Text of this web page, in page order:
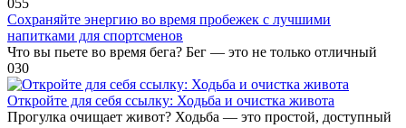
Сохраняйте энергию во время пробежек с лучшими
напитками для спортсменов
Что вы пьете во время бега? Бег — это не только отличный
030
Откройте для себя ссылку: Ходьба и очистка живота
Прогулка очищает живот? Ходьба — это простой, доступный